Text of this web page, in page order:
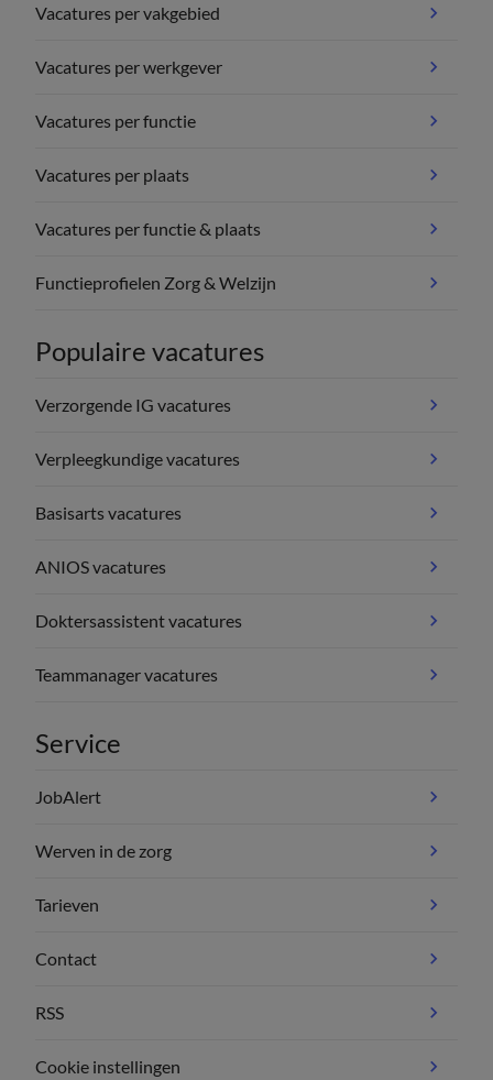
Vacatures per vakgebied
Vacatures per werkgever
Vacatures per functie
Vacatures per plaats
Vacatures per functie & plaats
Functieprofielen Zorg & Welzijn
Populaire vacatures
Verzorgende IG vacatures
Verpleegkundige vacatures
Basisarts vacatures
ANIOS vacatures
Doktersassistent vacatures
Teammanager vacatures
Service
JobAlert
Werven in de zorg
Tarieven
Contact
RSS
Cookie instellingen